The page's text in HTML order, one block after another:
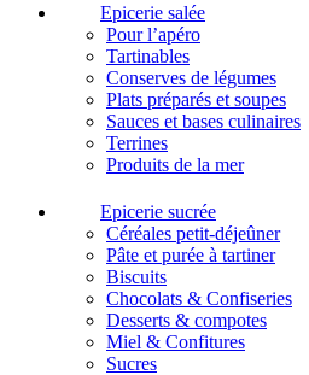
Epicerie salée
Pour l’apéro
Tartinables
Conserves de légumes
Plats préparés et soupes
Sauces et bases culinaires
Terrines
Produits de la mer
Epicerie sucrée
Céréales petit-déjeûner
Pâte et purée à tartiner
Biscuits
Chocolats & Confiseries
Desserts & compotes
Miel & Confitures
Sucres